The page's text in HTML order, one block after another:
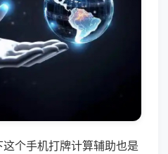
个手机打牌计算辅助也是